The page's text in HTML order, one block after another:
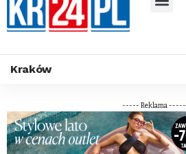
Kraków
----- Reklama -----